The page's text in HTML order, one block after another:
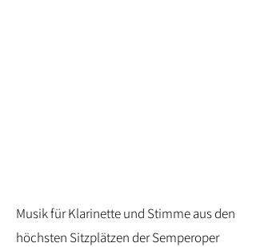
Musik für Klarinette und Stimme aus den
höchsten Sitzplätzen der Semperoper